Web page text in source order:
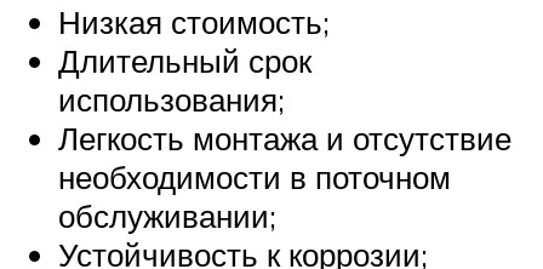
Низкая стоимость;
Длительный срок
использования;
Легкость монтажа и отсутствие
необходимости в поточном
обслуживании;
Устойчивость к коррозии;